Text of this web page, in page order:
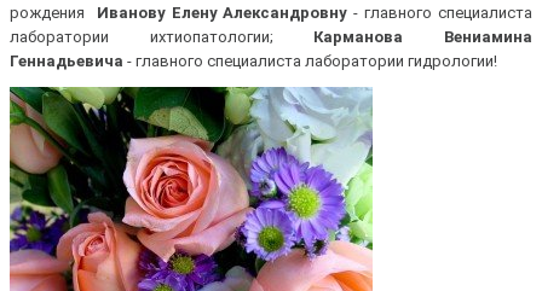
рождения Иванову Елену Александровну - главного специалиста
лаборатории ихтиопатологии; Карманова Вениамина
Геннадьевича- главного специалиста лаборатории гидрологии!